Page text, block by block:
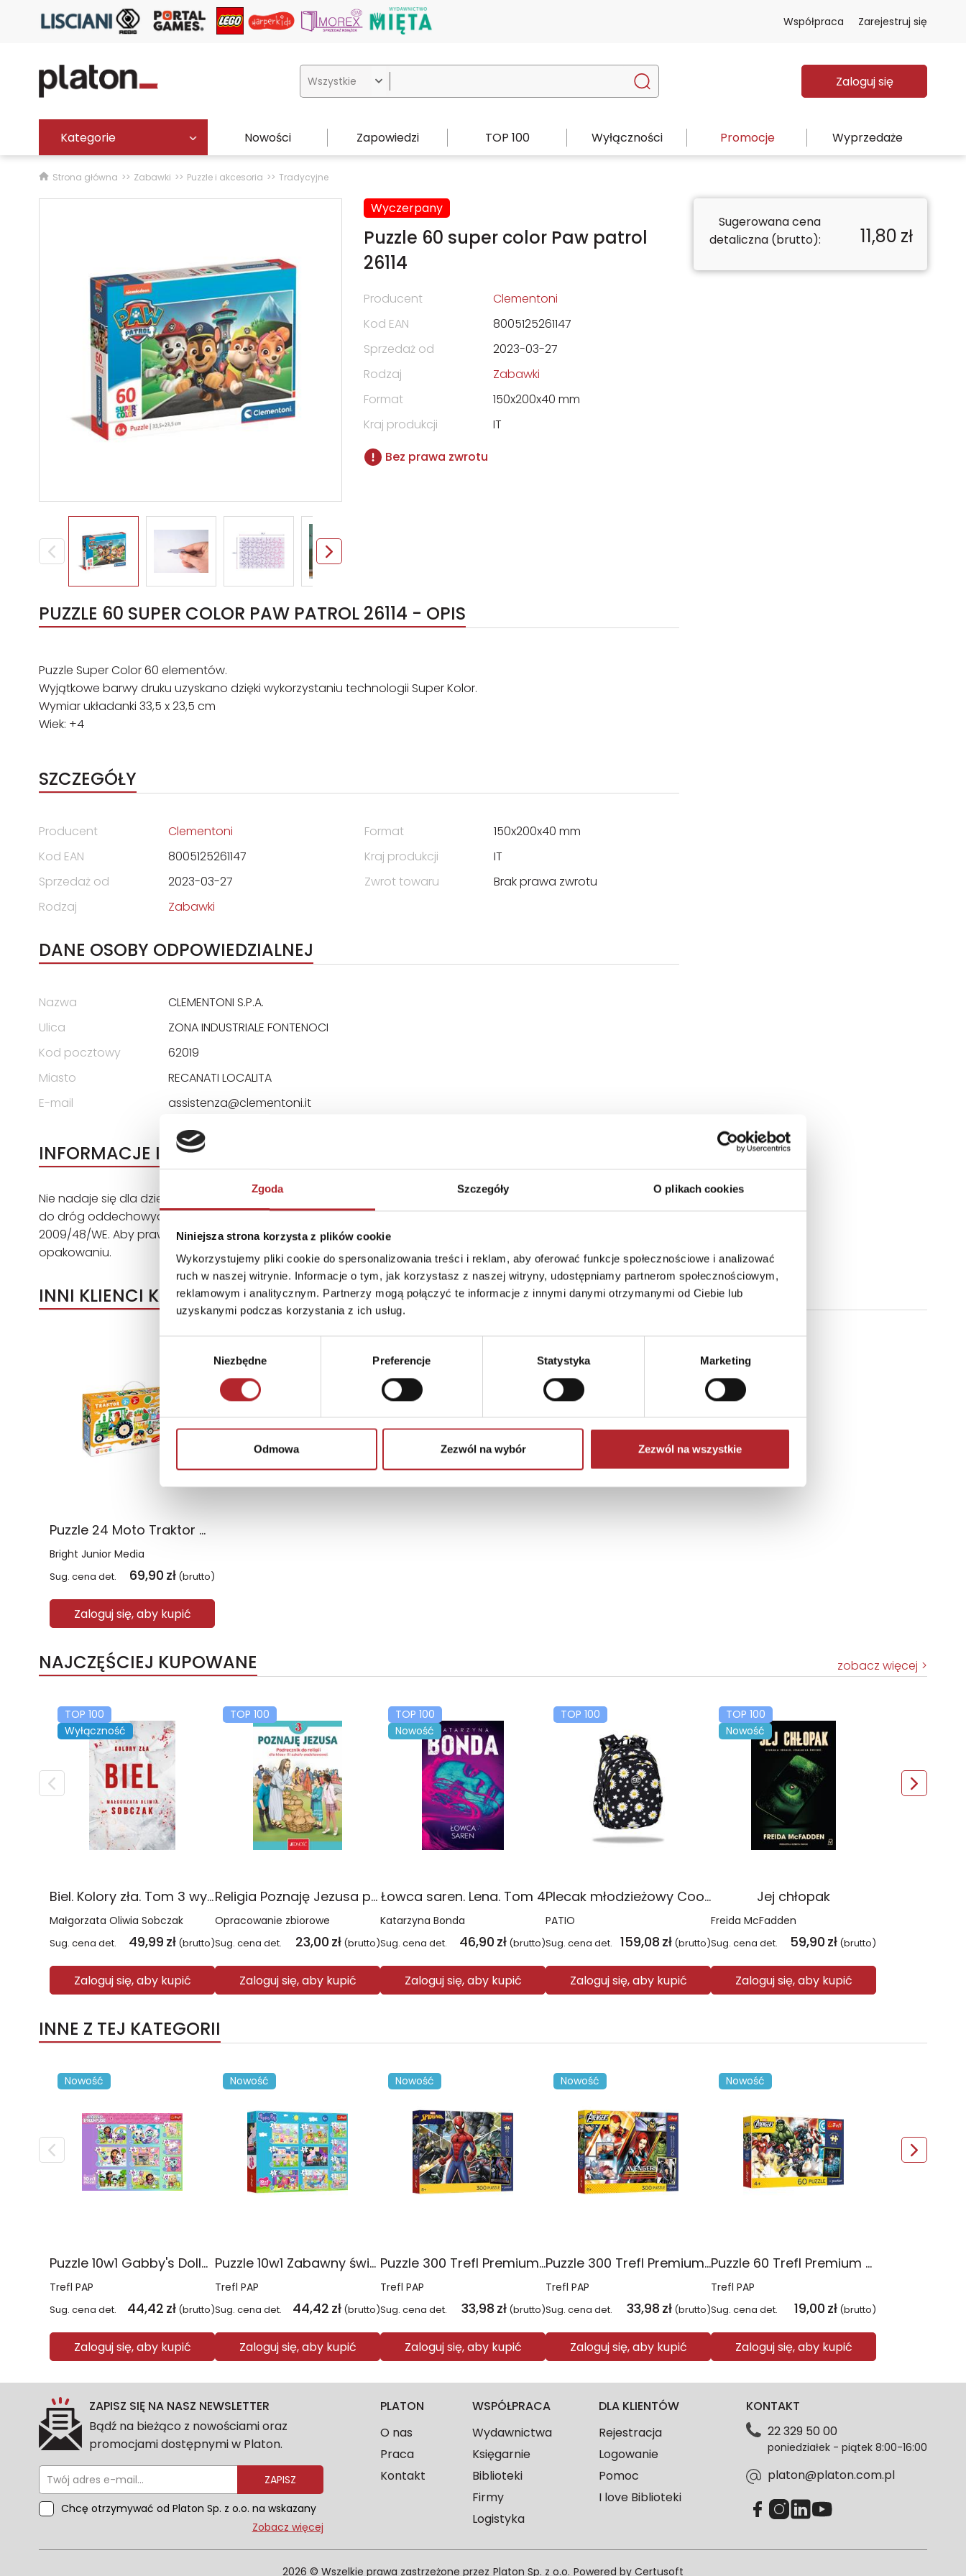
Zgoda Szczegóły O plikach cookies
Niniejsza strona korzysta z plików cookie
Wykorzystujemy pliki cookie do spersonalizowania treści i reklam, aby oferować funkcje społecznościowe i analizować
ruch w naszej witrynie. Informacje o tym, jak korzystasz z naszej witryny, udostępniamy partnerom społecznościowym,
reklamowym i analitycznym. Partnerzy mogą połączyć te informacje z innymi danymi otrzymanymi od Ciebie lub
uzyskanymi podczas korzystania z ich usług.
Niezbędne Preferencje Statystyka Marketing
Odmowa Zezwól na wybór Zezwól na wszystkie
Współpraca Zarejestruj się
 Zaloguj się
Kategorie Nowości Zapowiedzi TOP 100 Wyłączności Promocje Wyprzedaże
Strona główna Zabawki Puzzle i akcesoria Tradycyjne
Wyczerpany
Puzzle 60 super color Paw patrol
26114
Producent
Clementoni
Kod EAN
8005125261147
Sprzedaż od
2023-03-27
Rodzaj
Zabawki
Format
150x200x40 mm
Kraj produkcji
IT
Bez prawa zwrotu
PUZZLE 60 SUPER COLOR PAW PATROL 26114 - OPIS
Puzzle Super Color 60 elementów.
Wyjątkowe barwy druku uzyskano dzięki wykorzystaniu technologii Super Kolor.
Wymiar układanki 33,5 x 23,5 cm
Wiek: +4
SZCZEGÓŁY
Producent
Clementoni
Kod EAN
8005125261147
Sprzedaż od
2023-03-27
Rodzaj
Zabawki
Format
150x200x40 mm
Kraj produkcji
IT
Zwrot towaru
Brak prawa zwrotu
DANE OSOBY ODPOWIEDZIALNEJ
Nazwa
CLEMENTONI S.P.A.
Ulica
ZONA INDUSTRIALE FONTENOCI
Kod pocztowy
62019
Miasto
RECANATI LOCALITA
E-mail
assistenza@clementoni.it
INFORMACJE I OSTRZEŻENIA
Nie nadaje się dla dzieci poniżej 36 miesięcy. Zawiera małe części, które łatwo połknąć lub które mogą się dostać
do dróg oddechowych. Niebezpieczeństwo uduszenia. <br>Produkt jest zgodny z przepisami unijnymi: Dyrektywa
2009/48/WE. Aby prawidłowo i bezpiecznie korzystać z gry/zabawki, należy przestrzegać instrukcji i informacji na
opakowaniu.
Sugerowana cena
detaliczna (brutto):
11,80 zł
INNI KLIENCI KUPOWALI
Puzzle 24 Moto Traktor CzuCzu
Bright Junior Media
Sug. cena det. 69,90 zł (brutto)
Zaloguj się, aby kupić
NAJCZĘŚCIEJ KUPOWANE zobacz więcej
TOP 100
Wyłączność
Biel. Kolory zła. Tom 3 wyd. 2025
Małgorzata Oliwia Sobczak
Sug. cena det. 49,99 zł (brutto)
Zaloguj się, aby kupić
TOP 100
Religia Poznaję Jezusa podręcznik dla klasy 3 szkoły podstawowej
Opracowanie zbiorowe
Sug. cena det. 23,00 zł (brutto)
Zaloguj się, aby kupić
TOP 100
Nowość
Łowca saren. Lena. Tom 4
Katarzyna Bonda
Sug. cena det. 46,90 zł (brutto)
Zaloguj się, aby kupić
TOP 100
Plecak młodzieżowy Coolpack Jerry Daisy Black
PATIO
Sug. cena det. 159,08 zł (brutto)
Zaloguj się, aby kupić
TOP 100
Nowość
Jej chłopak
Freida McFadden
Sug. cena det. 59,90 zł (brutto)
Zaloguj się, aby kupić
INNE Z TEJ KATEGORII
Nowość
Puzzle 10w1 Gabby's Dollhouse Gabby i jej świat 96014
Trefl PAP
Sug. cena det. 44,42 zł (brutto)
Zaloguj się, aby kupić
Nowość
Puzzle 10w1 Zabawny świat Peppy 96013
Trefl PAP
Sug. cena det. 44,42 zł (brutto)
Zaloguj się, aby kupić
Nowość
Puzzle 300 Trefl Premium Plus Kids Disney Marvel Spiderman ukryty bohater 23047
Trefl PAP
Sug. cena det. 33,98 zł (brutto)
Zaloguj się, aby kupić
Nowość
Puzzle 300 Trefl Premium Plus Kids Disney Marvel the Avengers Siła Drużyny 23046
Trefl PAP
Sug. cena det. 33,98 zł (brutto)
Zaloguj się, aby kupić
Nowość
Puzzle 60 Trefl Premium Plus Kids Marvel Razem Silniejsi 17436
Trefl PAP
Sug. cena det. 19,00 zł (brutto)
Zaloguj się, aby kupić
ZAPISZ SIĘ NA NASZ NEWSLETTER
Bądź na bieżąco z nowościami oraz
promocjami dostępnymi w Platon.
ZAPISZ
Chcę otrzymywać od Platon Sp. z o.o. na wskazany
Wszelkie informacje dotyczące danych osobowych
znajdziesz w naszej Polityce prywatności. Zgodę
Zobacz więcej
PLATON
O nas
Praca
Kontakt
WSPÓŁPRACA
Wydawnictwa
Księgarnie
Biblioteki
Firmy
Logistyka
DLA KLIENTÓW
Rejestracja
Logowanie
Pomoc
I love Biblioteki
KONTAKT
22 329 50 00
poniedziałek - piątek 8:00-16:00
platon@platon.com.pl
2026 © Wszelkie prawa zastrzeżone przez Platon Sp. z o.o. Powered by Certusoft